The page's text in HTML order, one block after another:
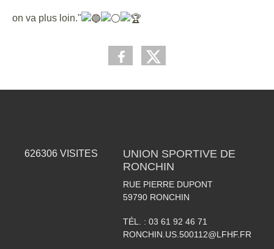
on va plus loin."
626306 VISITES
UNION SPORTIVE DE
RONCHIN
RUE PIERRE DUPONT
59790 RONCHIN
TÉL. : 03 61 92 46 71
RONCHIN.US.500112@LFHF.FR